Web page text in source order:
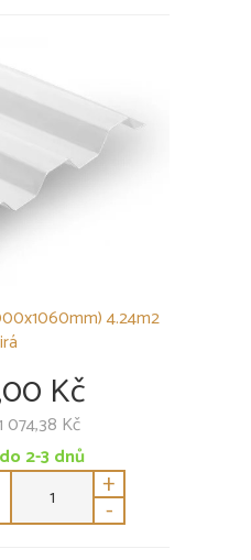
4.24m2
Kč
074,38 Kč
2-3 dnů
+
-